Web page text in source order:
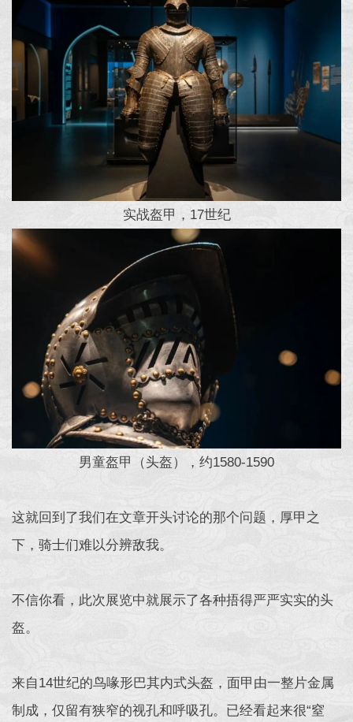
实战盔甲，17世纪
男童盔甲（头盔），约1580-1590
这就回到了我们在文章开头讨论的那个问题，厚甲之
下，骑士们难以分辨敌我。
不信你看，此次展览中就展示了各种捂得严严实实的头
盔。
来自14世纪的鸟喙形巴其内式头盔，面甲由一整片金属
制成，仅留有狭窄的视孔和呼吸孔。已经看起来很“窒